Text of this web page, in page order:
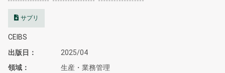
サプリ
CEIBS
出版日
2025/04
領域
生産・業務管理